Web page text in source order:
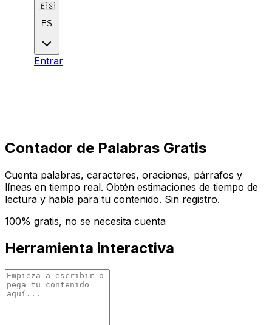
🇪🇸
ES
Entrar
Contador de Palabras Gratis
Cuenta palabras, caracteres, oraciones, párrafos y
líneas en tiempo real. Obtén estimaciones de tiempo de
lectura y habla para tu contenido. Sin registro.
100% gratis, no se necesita cuenta
Herramienta interactiva